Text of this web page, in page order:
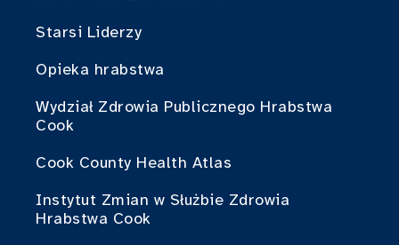
Starsi Liderzy
Opieka hrabstwa
Wydział Zdrowia Publicznego Hrabstwa
Cook
Cook County Health Atlas
Instytut Zmian w Służbie Zdrowia
Hrabstwa Cook